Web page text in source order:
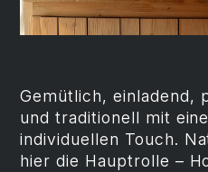
Gemütlich, einladend,
und traditionell mit
individuellen Touch.
hier die Hauptrolle –